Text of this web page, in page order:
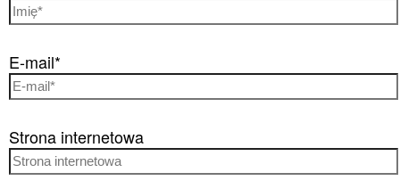
E-mail*
Strona internetowa